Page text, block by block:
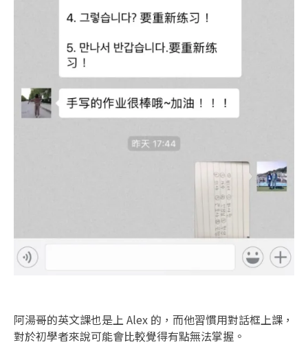
阿湯哥的英文課也是上 Alex 的，而他習慣用對話框上課，
對於初學者來說可能會比較覺得有點無法掌握。